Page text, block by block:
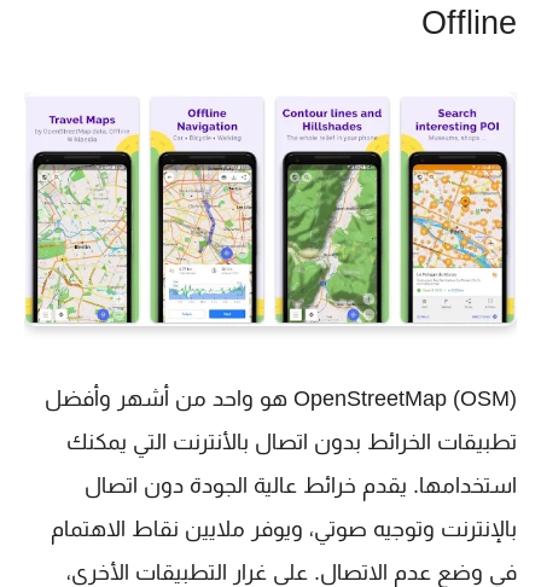
Offline
OpenStreetMap (OSM) هو واحد من أشهر وأفضل
تطبيقات الخرائط بدون اتصال بالأنترنت التي يمكنك
استخدامها. يقدم خرائط عالية الجودة دون اتصال
بالإنترنت وتوجيه صوتي، ويوفر ملايين نقاط الاهتمام
في وضع عدم الاتصال. على غرار التطبيقات الأخرى،